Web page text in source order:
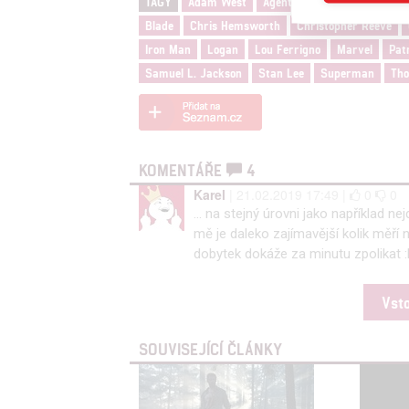
Blade
Chris Hemsworth Christopher Reeve
Iron Man
Logan Lou Ferrigno Marvel
Samuel L. Jackson
Stan Lee Superman
KOMENTÁŘE
4
Karel
... na stejný úrovni jako například
mě je daleko zajímavější kolik měří
dobytek dokáže za minutu zpolikat
SOUVISEJÍCÍ ČLÁNKY